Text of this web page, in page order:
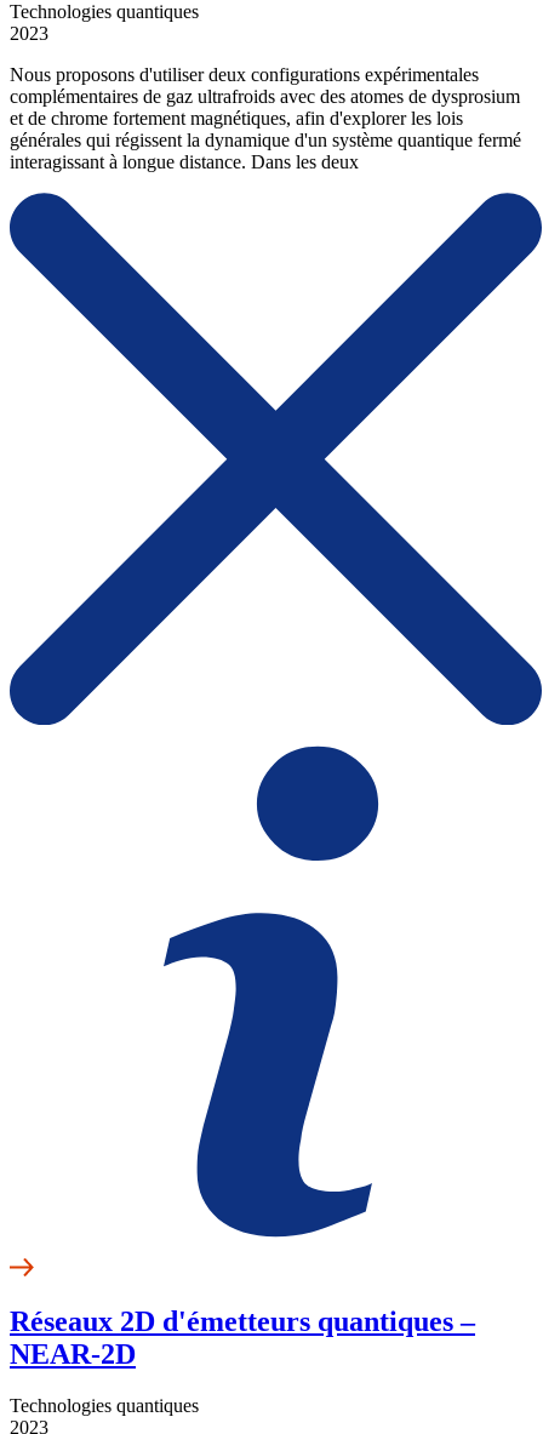
Technologies quantiques
2023
Nous proposons d'utiliser deux configurations expérimentales
complémentaires de gaz ultrafroids avec des atomes de dysprosium
et de chrome fortement magnétiques, afin d'explorer les lois
générales qui régissent la dynamique d'un système quantique fermé
interagissant à longue distance. Dans les deux
Réseaux 2D d'émetteurs quantiques –
NEAR-2D
Technologies quantiques
2023